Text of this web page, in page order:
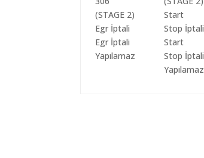
Egr İptali
Yapılamaz
Start
Stop İptali
Yapılamaz